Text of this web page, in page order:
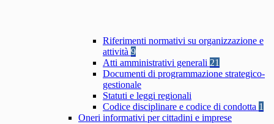
Riferimenti normativi su organizzazione e
attività 9
Atti amministrativi generali 21
Documenti di programmazione strategico-
gestionale
Statuti e leggi regionali
Codice disciplinare e codice di condotta 1
Oneri informativi per cittadini e imprese